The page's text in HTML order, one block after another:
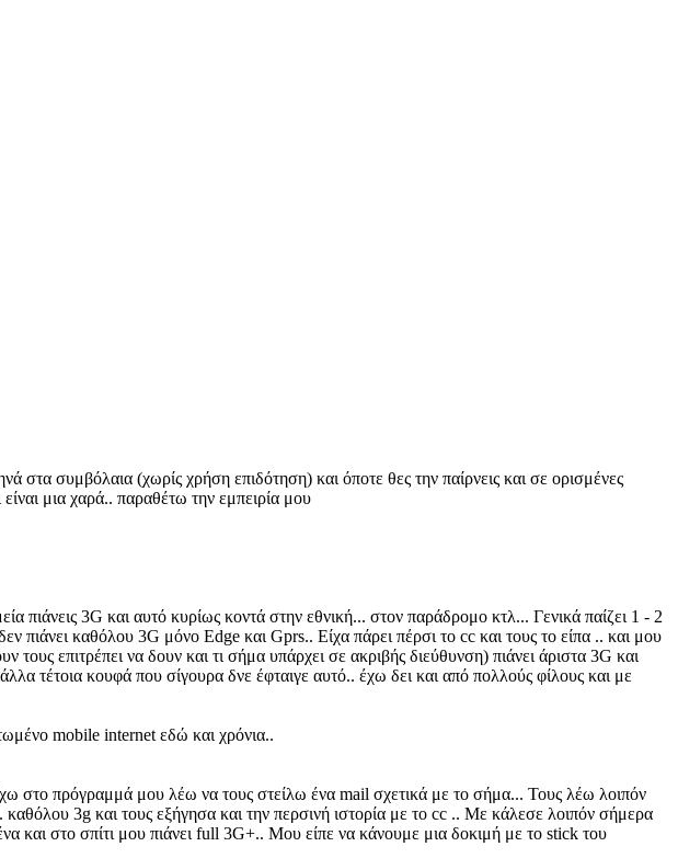
στα συμβόλαια (χωρίς χρήση επιδότηση) και όποτε θες την παίρνεις και σε ορισμένες
μια χαρά.. παραθέτω την εμπειρία μου
πιάνεις 3G και αυτό κυρίως κοντά στην εθνική... στον παράδρομο κτλ... Γενικά παίζει 1 - 2
πιάνει καθόλου 3G μόνο Edge και Gprs.. Είχα πάρει πέρσι το cc και τους το είπα .. και μου
επιτρέπει να δουν και τι σήμα υπάρχει σε ακριβής διεύθυνση) πιάνει άριστα 3G και
τέτοια κουφά που σίγουρα δνε έφταιγε αυτό.. έχω δει και από πολλούς φίλους και με
mobile internet εδώ και χρόνια..
στο πρόγραμμά μου λέω να τους στείλω ένα mail σχετικά με το σήμα... Τους λέω λοιπόν
3g και τους εξήγησα και την περσινή ιστορία με το cc .. Με κάλεσε λοιπόν σήμερα
και στο σπίτι μου πιάνει full 3G+.. Μου είπε να κάνουμε μια δοκιμή με το stick του